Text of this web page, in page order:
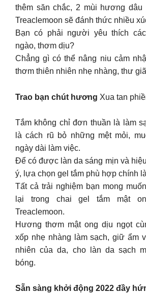
thêm săn chắc, 2 mùi hương dâu
Treaclemoon sẽ đánh thức nhiều
Bạn có phải người yêu thích
ngào, thơm dịu?
Chẳng gì có thể nâng niu cảm
thơm thiên nhiên nhẹ nhàng, thư
Trao bạn chút hương Xua tan
Tắm không chỉ đơn thuần là làm
là cách rũ bỏ những mệt mỏi,
ngày dài làm việc.
Để có được làn da sáng mịn và
ý, lựa chọn gel tắm phù hợp chính
Tất cả trải nghiệm bạn mong
lại trong chai gel tắm mật
Treaclemoon.
Hương thơm mật ong dịu ngọt
xốp nhẹ nhàng làm sạch, giữ ẩm
nhiên của da, cho làn da sạch
bóng.
Sẵn sàng khởi động 2022 đầy